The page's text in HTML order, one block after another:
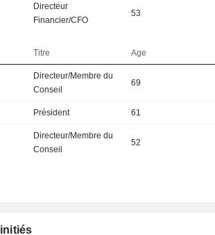
Directeur
Financier/CFO
53
Titre Age
Directeur/Membre du
Conseil
69
Président 61
Directeur/Membre du
Conseil
52